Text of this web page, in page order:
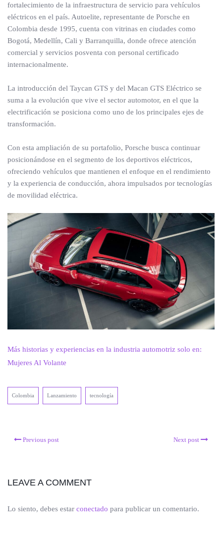
fortalecimiento de la infraestructura de servicio para vehículos
eléctricos en el país. Autoelite, representante de Porsche en
Colombia desde 1995, cuenta con vitrinas en ciudades como
Bogotá, Medellín, Cali y Barranquilla, donde ofrece atención
comercial y servicios posventa con personal certificado
internacionalmente.
La introducción del Taycan GTS y del Macan GTS Eléctrico se
suma a la evolución que vive el sector automotor, en el que la
electrificación se posiciona como uno de los principales ejes de
transformación.
Con esta ampliación de su portafolio, Porsche busca continuar
posicionándose en el segmento de los deportivos eléctricos,
ofreciendo vehículos que mantienen el enfoque en el rendimiento
y la experiencia de conducción, ahora impulsados por tecnologías
de movilidad eléctrica.
Más historias y experiencias en la industria automotriz solo en:
Mujeres Al Volante
Colombia Lanzamiento tecnología
Previous post Next post
LEAVE A COMMENT
Lo siento, debes estar conectado para publicar un comentario.